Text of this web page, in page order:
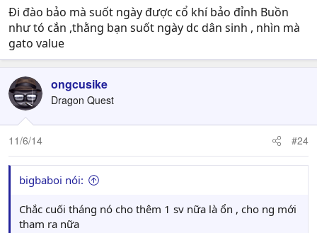
Đi đào bảo mà suốt ngày được cổ khí bảo đỉnh Buồn
như tó cắn ,thằng bạn suốt ngày dc dân sinh , nhìn mà
gato value
ongcusike
Dragon Quest
11/6/14 #24
bigbaboi nói:
Chắc cuối tháng nó cho thêm 1 sv nữa là ổn , cho ng mới
tham ra nữa